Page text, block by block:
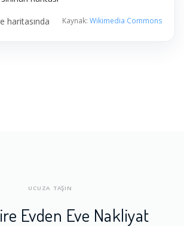
haritasında Kaynak: Wikimedia Commons
UCUZA TAŞIN
Evden Eve Nakliyat